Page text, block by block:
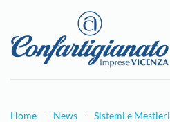
Passa al contenuto principale
Home News Sistemi e Mestieri